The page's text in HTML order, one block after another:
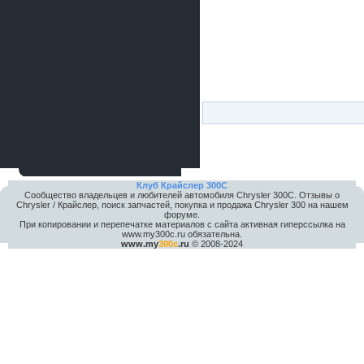
Клуб Крайслер 300C
Сообщество владельцев и любителей автомобиля Chrysler 300С. Отзывы о
Chrysler / Крайслер, поиск запчастей, покупка и продажа Chrysler 300 на нашем
форуме.
При копировании и перепечатке материалов с сайта активная гиперссылка на
www.my300c.ru обязательна.
www.my300c.ru © 2008-2024